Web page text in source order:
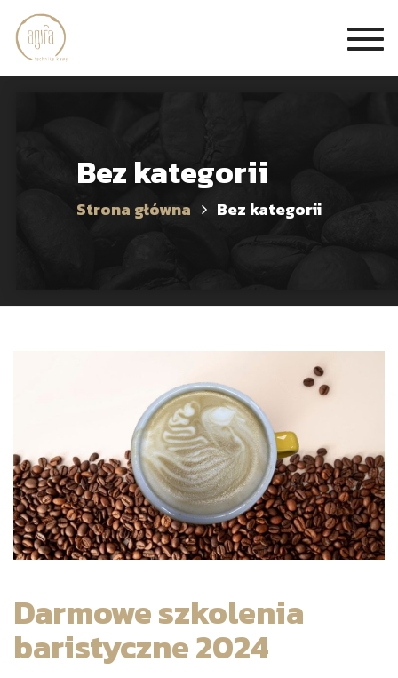
Bez kategorii
Strona główna Bez kategorii
Darmowe szkolenia
baristyczne 2024